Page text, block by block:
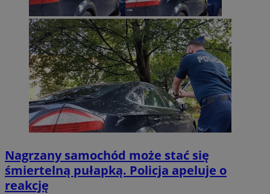
Nagrzany samochód może stać się
śmiertelną pułapką. Policja apeluje o
reakcję